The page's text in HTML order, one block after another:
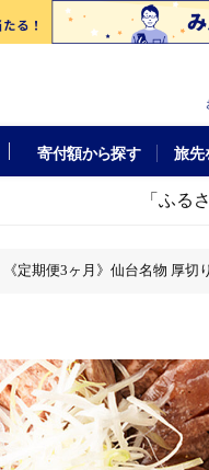
寄付額から探す 旅先
「ふる
《定期便3ヶ月》仙台名物 厚
牛たん スライス 塩